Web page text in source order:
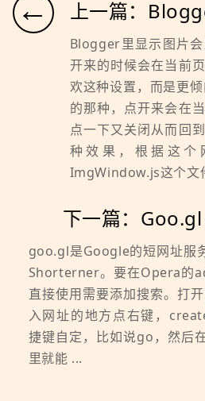
← 上一篇：
Blogger里显示图片
开来的时候会在当前
欢这种设置，而是更
的那种，点开来会在
点一下又关闭从而回
种效果，根据这个
ImgWindow.js这个文
下一篇：
goo.gl是Google的短网址服
Shorterner。要在Opera的
直接使用需要添加搜索。打
入网址的地方点右键，
捷键自定，比如说go，然后
里就能 ...